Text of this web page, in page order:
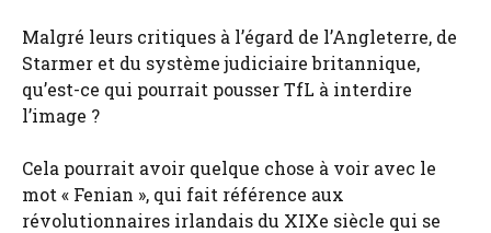
Malgré leurs critiques à l’égard de l’Angleterre, de
Starmer et du système judiciaire britannique,
qu’est-ce qui pourrait pousser TfL à interdire
l’image ?
Cela pourrait avoir quelque chose à voir avec le
mot « Fenian », qui fait référence aux
révolutionnaires irlandais du XIXe siècle qui se